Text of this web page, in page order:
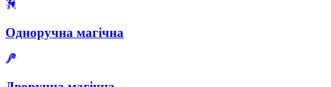
Одноручна магічна